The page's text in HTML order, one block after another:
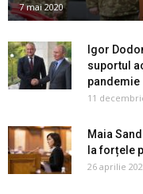
7 mai 2020
Igor
suportul
pandemie
11
Maia
la forțele
26 aprilie